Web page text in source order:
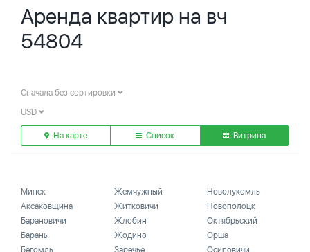
Аренда квартир на вч
54804
Сначала без сортировки
USD
На карте Список Витрина
Минск
Аксаковщина
Барановичи
Барань
Бегомль
Жемчужный
Житковичи
Жлобин
Жодино
Заречье
Новолукомль
Новополоцк
Октябрьский
Орша
Осиповичи